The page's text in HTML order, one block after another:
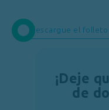
Descargue el
¡Deje
de